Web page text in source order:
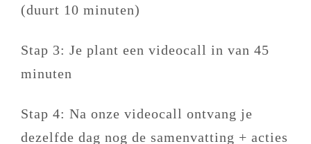
(duurt 10 minuten)
Stap 3: Je plant een videocall in van 45
minuten
Stap 4: Na onze videocall ontvang je
dezelfde dag nog de samenvatting + acties